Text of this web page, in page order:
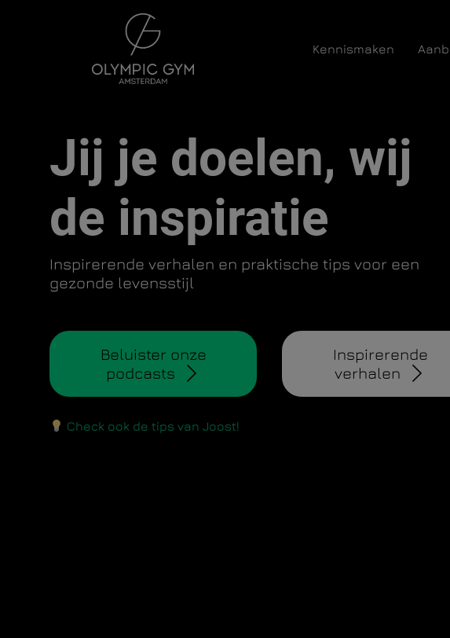
Hoofdnavigatie Kennismaken
Jij je doelen, wij
de inspiratie
Inspirerende verhalen en praktische tips voor een
gezonde levensstijl
Beluister onze
podcasts
Inspirerende
verhalen
Check ook de tips van Joost!